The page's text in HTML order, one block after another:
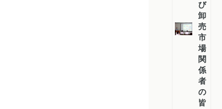
び
卸
売
市
場
関
係
者
の
皆